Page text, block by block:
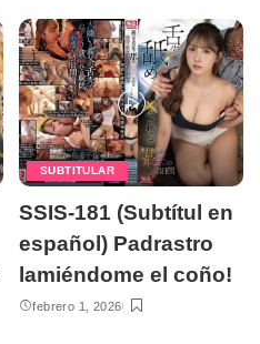
SUBTITULAR
SSIS-181 (Subtítul en
español) Padrastro
lamiéndome el coño!
febrero 1, 2026